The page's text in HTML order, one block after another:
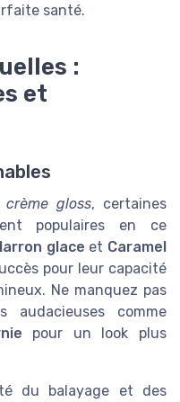
santé.
:
et
crème gloss, certaines
populaires en ce
glace et Caramel
pour leur capacité
Ne manquez pas
audacieuses comme
pour un look plus
du balayage et des